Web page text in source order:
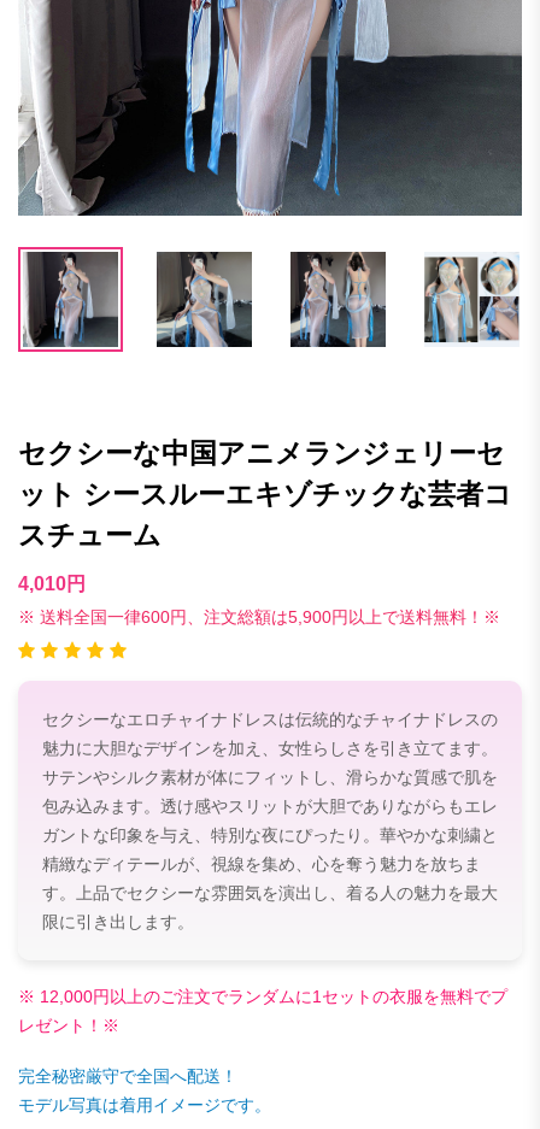
セクシーな中国アニメランジェリーセ
ット シースルーエキゾチックな芸者コ
スチューム
4,010円
※ 送料全国一律600円、注文総額は5,900円以上で送料無料！※
セクシーなエロチャイナドレスは伝統的なチャイナドレスの
魅力に大胆なデザインを加え、女性らしさを引き立てます。
サテンやシルク素材が体にフィットし、滑らかな質感で肌を
包み込みます。透け感やスリットが大胆でありながらもエレ
ガントな印象を与え、特別な夜にぴったり。華やかな刺繍と
精緻なディテールが、視線を集め、心を奪う魅力を放ちま
す。上品でセクシーな雰囲気を演出し、着る人の魅力を最大
限に引き出します。
※ 12,000円以上のご注文でランダムに1セットの衣服を無料でプ
レゼント！※
完全秘密厳守で全国へ配送！
モデル写真は着用イメージです。